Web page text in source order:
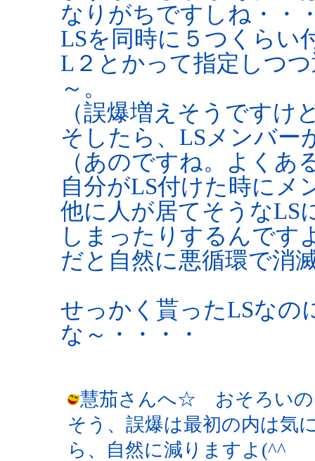
なりがちですしね・・
LSを同時に５つくらい
L２とかって指定しつ
～。
（誤爆増えそうですけ
そしたら、LSメンバー
（あのですね。よく
自分がLS付けた時にメ
他に人が居てそうなLS
しまったりするんです
だと自然に悪循環で消
せっかく貰ったLSなの
な～・・・・
慧茄さんへ☆ おそろいの
そう、誤爆は最初の内は
ら、自然に減りますよ(^^